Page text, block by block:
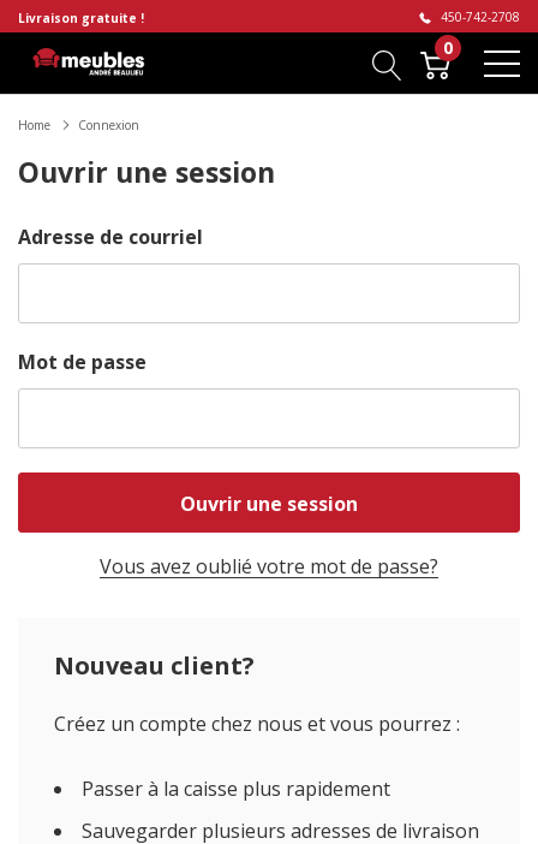
Livraison gratuite ! 450-742-2708
0
Home Connexion
Ouvrir une session
Adresse de courriel
Mot de passe
Vous avez oublié votre mot de passe?
Nouveau client?
Créez un compte chez nous et vous pourrez :
Passer à la caisse plus rapidement
Sauvegarder plusieurs adresses de livraison